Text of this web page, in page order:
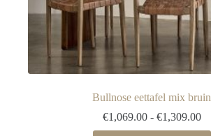
Bullnose eettafel mix bruin
€1,069.00 - €1,309.00